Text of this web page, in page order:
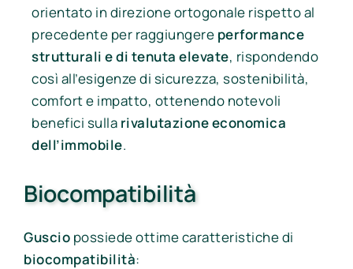
orientato in direzione ortogonale rispetto al
precedente per raggiungere performance
strutturali e di tenuta elevate, rispondendo
così all’esigenze di sicurezza, sostenibilità,
comfort e impatto, ottenendo notevoli
benefici sulla rivalutazione economica
dell’immobile.
Biocompatibilità
Guscio possiede ottime caratteristiche di
biocompatibilità: